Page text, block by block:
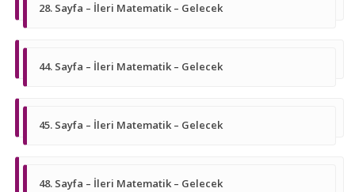
28. Sayfa – İleri Matematik – Gelecek
44. Sayfa – İleri Matematik – Gelecek
45. Sayfa – İleri Matematik – Gelecek
48. Sayfa – İleri Matematik – Gelecek